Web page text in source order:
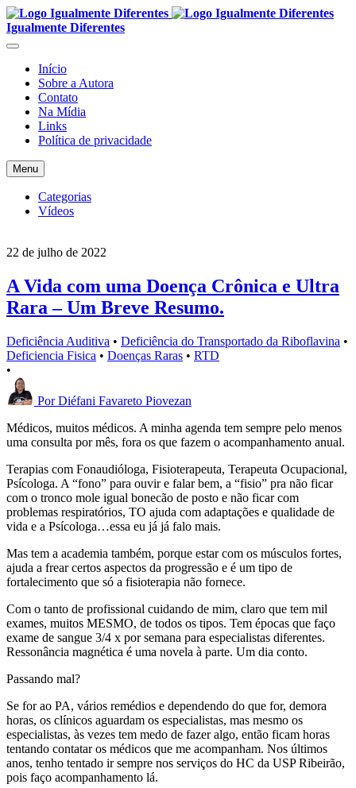
Igualmente Diferentes
Início
Sobre a Autora
Contato
Na Mídia
Links
Política de privacidade
Menu
Categorias
Vídeos
22 de julho de 2022
A Vida com uma Doença Crônica e Ultra
Rara – Um Breve Resumo.
Deficiência Auditiva • Deficiência do Transportado da Riboflavina •
Deficiencia Fisica • Doenças Raras • RTD
•
Por Diéfani Favareto Piovezan
Médicos, muitos médicos. A minha agenda tem sempre pelo menos
uma consulta por mês, fora os que fazem o acompanhamento anual.
Terapias com Fonaudióloga, Fisioterapeuta, Terapeuta Ocupacional,
Psícologa. A “fono” para ouvir e falar bem, a “fisio” pra não ficar
com o tronco mole igual bonecão de posto e não ficar com
problemas respiratórios, TO ajuda com adaptações e qualidade de
vida e a Psícologa…essa eu já já falo mais.
Mas tem a academia também, porque estar com os músculos fortes,
ajuda a frear certos aspectos da progressão e é um tipo de
fortalecimento que só a fisioterapia não fornece.
Com o tanto de profissional cuidando de mim, claro que tem mil
exames, muitos MESMO, de todos os tipos. Tem épocas que faço
exame de sangue 3/4 x por semana para especialistas diferentes.
Ressonância magnética é uma novela à parte. Um dia conto.
Passando mal?
Se for ao PA, vários remédios e dependendo do que for, demora
horas, os clínicos aguardam os especialistas, mas mesmo os
especialistas, às vezes tem medo de fazer algo, então ficam horas
tentando contatar os médicos que me acompanham. Nos últimos
anos, tenho tentado ir sempre nos serviços do HC da USP Ribeirão,
pois faço acompanhamento lá.